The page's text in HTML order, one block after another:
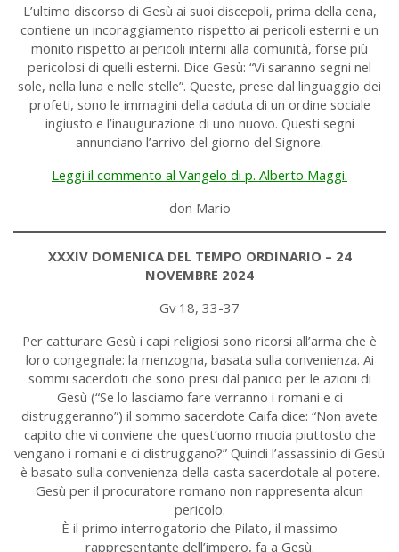
L’ultimo discorso di Gesù ai suoi discepoli, prima della cena,
contiene un incoraggiamento rispetto ai pericoli esterni e un
monito rispetto ai pericoli interni alla comunità, forse più
pericolosi di quelli esterni. Dice Gesù: “Vi saranno segni nel
sole, nella luna e nelle stelle”. Queste, prese dal linguaggio dei
profeti, sono le immagini della caduta di un ordine sociale
ingiusto e l’inaugurazione di uno nuovo. Questi segni
annunciano l’arrivo del giorno del Signore.
Leggi il commento al Vangelo di p. Alberto Maggi.
don Mario
XXXIV DOMENICA DEL TEMPO ORDINARIO – 24
NOVEMBRE 2024
Gv 18, 33-37
Per catturare Gesù i capi religiosi sono ricorsi all’arma che è
loro congegnale: la menzogna, basata sulla convenienza. Ai
sommi sacerdoti che sono presi dal panico per le azioni di
Gesù (“Se lo lasciamo fare verranno i romani e ci
distruggeranno”) il sommo sacerdote Caifa dice: “Non avete
capito che vi conviene che quest’uomo muoia piuttosto che
vengano i romani e ci distruggano?” Quindi l’assassinio di Gesù
è basato sulla convenienza della casta sacerdotale al potere.
Gesù per il procuratore romano non rappresenta alcun
pericolo.
È il primo interrogatorio che Pilato, il massimo
rappresentante dell’impero, fa a Gesù.